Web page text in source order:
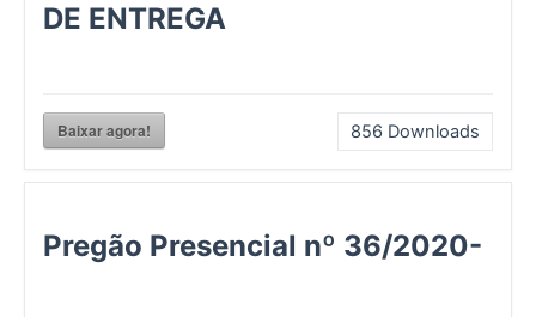
DE ENTREGA
Baixar agora! 856 Downloads
Pregão Presencial nº 36/2020-